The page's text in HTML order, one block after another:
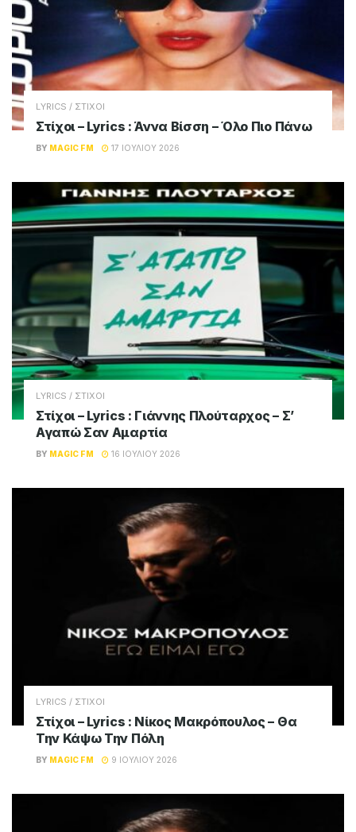
Magic FM
Παίζει όλες τις μεγάλες επιτυχίες του
ελληνικού σύγχρονου τραγουδιού, καθώς και
μία επιλογή από τις μεγαλύτερες ξένες
επιτυχίες του σήμερα
LYRICS / ΣΤΙΧΟΙ
Στίχοι – Lyrics : Άννα Βίσση – Όλο Πιο Πάνω
BY MAGIC FM 17 ΙΟΥΛΊΟΥ 2026